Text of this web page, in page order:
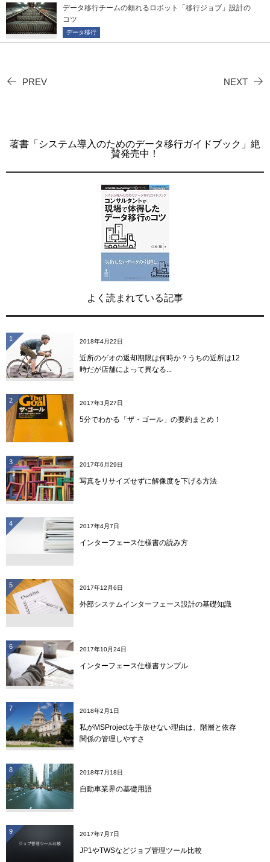
データ移行チームの頼れるロボット「移行ジョブ」設計の
コツ
データ移行
PREV NEXT
著書「システム導入のためのデータ移行ガイドブック」絶
賛発売中！
よく読まれている記事
1 2018年4月22日
近所のゲオの返却期限は何時か？うちの近所は12
時だが店舗によって異なる...
2 2017年3月27日
5分でわかる「ザ・ゴール」の要約まとめ！
3 2017年6月29日
写真をリサイズせずに解像度を下げる方法
4 2017年4月7日
インターフェース仕様書の読み方
5 2017年12月6日
外部システムインターフェース設計の基礎知識
6 2017年10月24日
インターフェース仕様書サンプル
7 2018年2月1日
私がMSProjectを手放せない理由は、階層と依存
関係の管理しやすさ
8 2018年7月18日
自動車業界の基礎用語
9 2017年7月7日
JP1やTWSなどジョブ管理ツール比較